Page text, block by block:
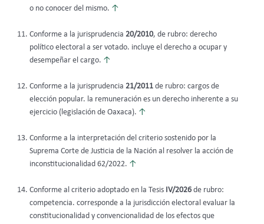
o no conocer del mismo. ↑
Conforme a la jurisprudencia 20/2010, de rubro: derecho
político electoral a ser votado. incluye el derecho a ocupar y
desempeñar el cargo. ↑
Conforme a la jurisprudencia 21/2011 de rubro: cargos de
elección popular. la remuneración es un derecho inherente a su
ejercicio (legislación de Oaxaca). ↑
Conforme a la interpretación del criterio sostenido por la
Suprema Corte de Justicia de la Nación al resolver la acción de
inconstitucionalidad 62/2022. ↑
Conforme al criterio adoptado en la Tesis IV/2026 de rubro:
competencia. corresponde a la jurisdicción electoral evaluar la
constitucionalidad y convencionalidad de los efectos que